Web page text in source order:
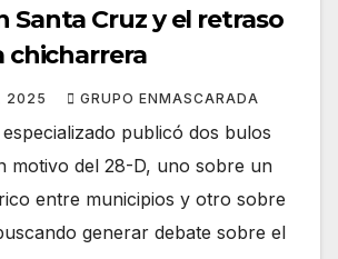
Santa Cruz y el retraso
chicharrera
2025 GRUPO ENMASCARADA
especializado publicó dos bulos
motivo del 28-D, uno sobre un
entre municipios y otro sobre
generar debate sobre el